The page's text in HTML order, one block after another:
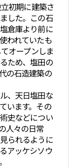
初期に建築さ
した。この石
倉庫より前に
われていたも
オープンしま
ため、塩田の
の石造建築の
、天日塩田な
います。その
史などについ
人々の日常
られるように
アッケシソウ